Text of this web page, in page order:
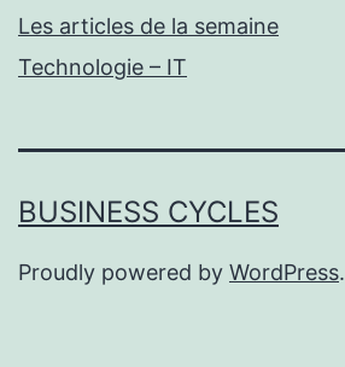
Les articles de la semaine
Technologie – IT
BUSINESS CYCLES
Proudly powered by WordPress.